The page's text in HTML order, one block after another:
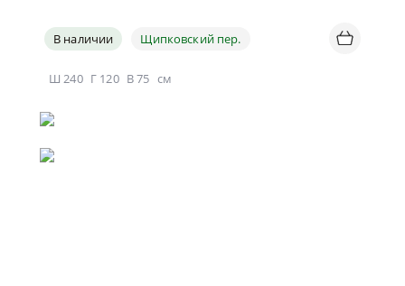
В наличии Щипковский пер.
Ш 240 Г 120 В75 см